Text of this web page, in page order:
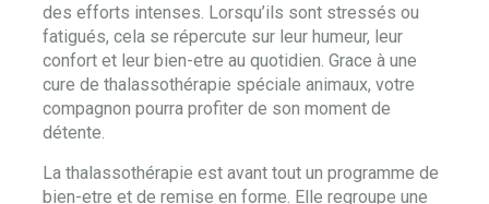
des efforts intenses. Lorsqu’ils sont stressés ou
fatigués, cela se répercute sur leur humeur, leur
confort et leur bien-etre au quotidien. Grace à une
cure de thalassothérapie spéciale animaux, votre
compagnon pourra profiter de son moment de
détente.
La thalassothérapie est avant tout un programme de
bien-etre et de remise en forme. Elle regroupe une